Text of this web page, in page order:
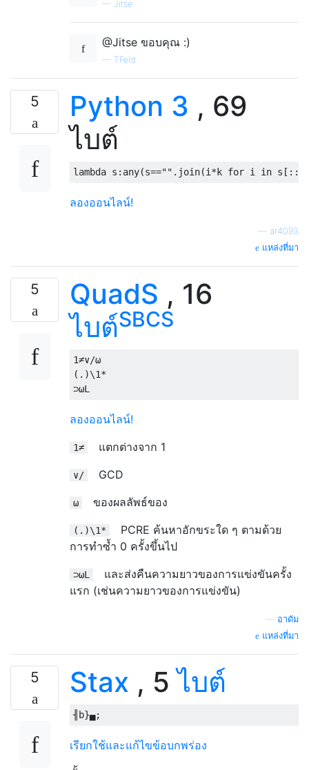
— Jitse
@Jitse ขอบคุณ :)
— TFeld
5 Python 3 , 69
ไบต์
lambda s : any(s=="" . join(i * k for i in s [::
ลองออนไลน์!
ar4093
แหล่งที่มา
5 QuadS , 16
ไบต์SBCS
1≠∨/⍵
(.)\1*
⊃⍵L
ลองออนไลน์!
1≠ แตกต่างจาก 1
∨/ GCD
⍵ ของผลลัพธ์ของ
(.)\1*
PCRE ค้นหาอักขระใด ๆ ตามด้วย
การทำซ้ำ 0 ครั้งขึ้นไป
⊃⍵L
และส่งคืนความยาวของการแข่งขันครั้ง
แรก (เช่นความยาวของการแข่งขัน)
อาดัม
แหล่งที่มา
5 Stax , 5ไบต์
เรียกใช้และแก้ไขข้อบกพร่อง